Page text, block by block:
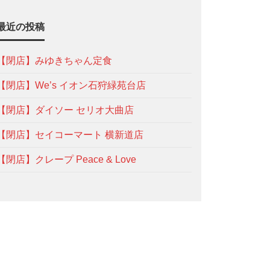
近の投稿
【閉店】みゆきちゃん定食
【閉店】We’s イオン石狩緑苑台店
【閉店】ダイソー セリオ大曲店
【閉店】セイコーマート 横新道店
【閉店】クレープ Peace & Love